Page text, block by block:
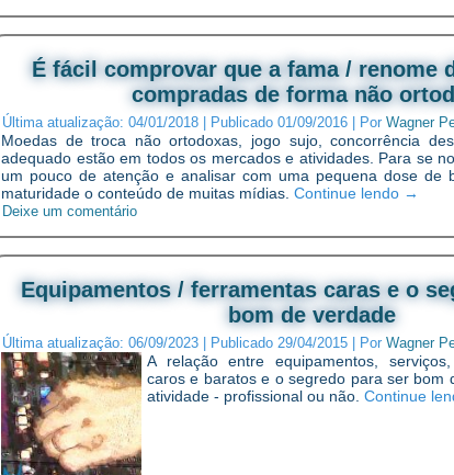
É fácil comprovar que a fama / renome
compradas de forma não
Última atualização: 04/01/2018 Publicado 01/09/2016 Por Wagner
Moedas de troca não ortodoxas, jogo sujo, concorrência
adequado estão em todos os mercados e atividades. Para se
um pouco de atenção e analisar com uma pequena dose de
maturidade o conteúdo de muitas mídias. Continue lendo →
Deixe um comentário
Equipamentos / ferramentas caras e o
bom de verdade
Última atualização: 06/09/2023 Publicado 29/04/2015 Por Wagner
A relação entre equipamentos,
caros e baratos e o segredo para ser bom
atividade - profissional ou não. Continue